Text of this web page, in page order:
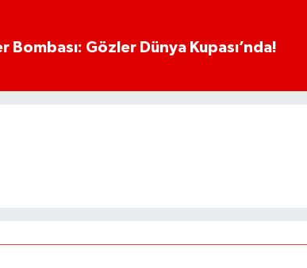
Gözler Dünya Kupası’nda!